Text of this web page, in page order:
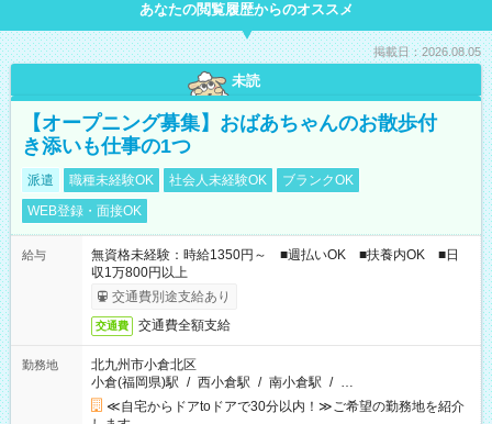
あなたの閲覧履歴からのオススメ
掲載日：2026.08.05
未読
【オープニング募集】おばあちゃんのお散歩付
き添いも仕事の1つ
派遣 職種未経験OK 社会人未経験OK
ブランクOK
WEB登録・面接OK
給与
無資格未経験：時給1350円～ ■週払いOK ■扶養内OK ■日
収1万800円以上
交通費別途支給あり
交通費 交通費全額支給
勤務地
北九州市小倉北区
小倉(福岡県)駅 / 西小倉駅 / 南小倉駅 / …
≪自宅からドアtoドアで30分以内！≫ご希望の勤務地を紹介